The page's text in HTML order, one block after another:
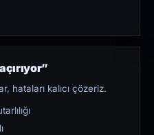
hataları kalıcı çözeriz.